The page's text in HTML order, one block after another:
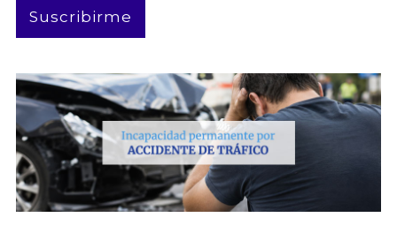
correo
electrónico
Suscribirme